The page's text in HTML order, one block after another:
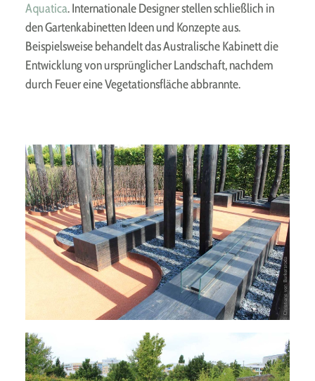
Aquatica. Internationale Designer stellen schließlich in
den Gartenkabinetten Ideen und Konzepte aus.
Beispielsweise behandelt das Australische Kabinett die
Entwicklung von ursprünglicher Landschaft, nachdem
durch Feuer eine Vegetationsfläche abbrannte.
Das Werden und Vergehen durch Feuer im
Australischen Gartenkabinett